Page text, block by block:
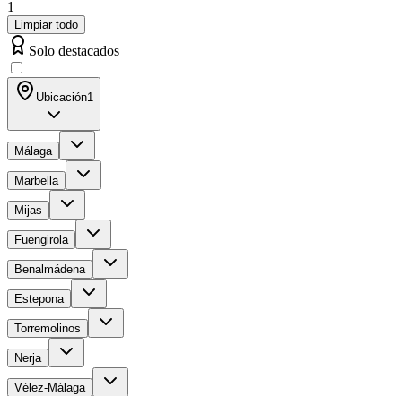
1
Limpiar todo
Solo destacados
Ubicación1
Málaga
Marbella
Mijas
Fuengirola
Benalmádena
Estepona
Torremolinos
Nerja
Vélez-Málaga